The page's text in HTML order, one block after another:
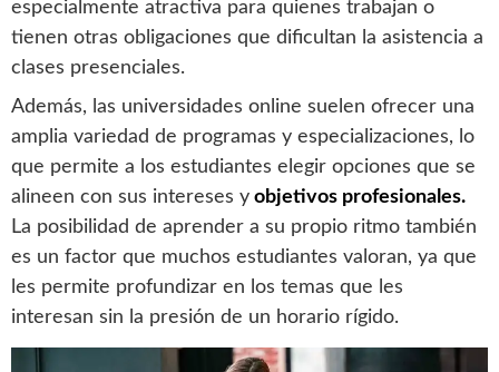
especialmente atractiva para quienes trabajan o
tienen otras obligaciones que dificultan la asistencia a
clases presenciales.
Además, las universidades online suelen ofrecer una
amplia variedad de programas y especializaciones, lo
que permite a los estudiantes elegir opciones que se
alineen con sus intereses y objetivos profesionales.
La posibilidad de aprender a su propio ritmo también
es un factor que muchos estudiantes valoran, ya que
les permite profundizar en los temas que les
interesan sin la presión de un horario rígido.